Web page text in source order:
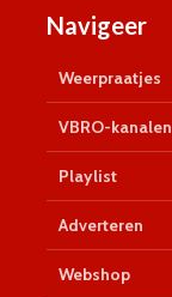
Navigeer
Weerpraatjes
VBRO-kanalen
Playlist
Adverteren
Webshop